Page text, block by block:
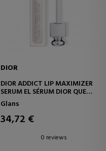
DIOR
DIOR ADDICT LIP MAXIMIZER
SERUM EL SÉRUM DIOR QUE
PROPORCIONA A LOS LABIOS
24 HORAS* DE HIDRATACIÓN
Y UN VOLUMEN VISIBLEMENTE
AU
Glans
34,72 €
0 reviews